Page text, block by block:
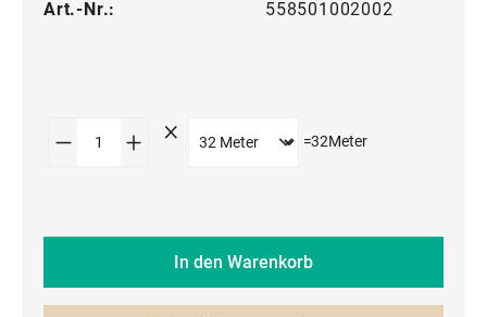
Art.-Nr.: 558501002002
Produkt Anzahl: Gib den gewünschten
=32Meter
In den Warenkorb